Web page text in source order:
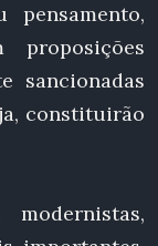
sancionadas
constituirão